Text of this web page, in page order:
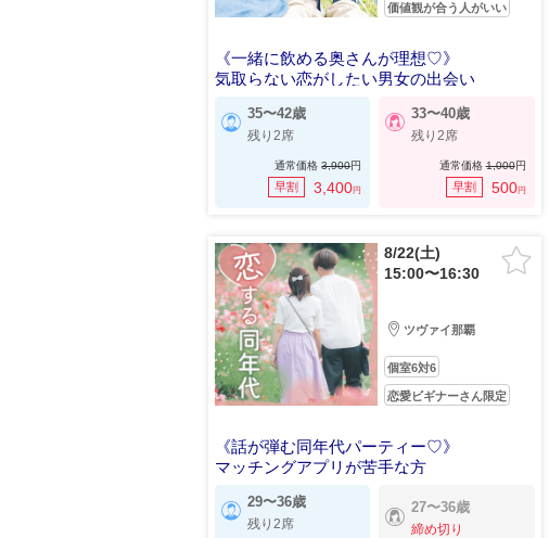
価値観が合う人がいい
《一緒に飲める奥さんが理想♡》
気取らない恋がしたい男女の出会い
35〜42歳
残り2席
通常価格3,900円
早割 3,400円
33〜40歳
残り2席
通常価格1,000円
早割 500円
8/22(土)
15:00〜16:30
ツヴァイ那覇
個室6対6
恋愛ビギナーさん限定
《話が弾む同年代パーティー♡》
マッチングアプリが苦手な方
29〜36歳
残り2席
27〜36歳
締め切り